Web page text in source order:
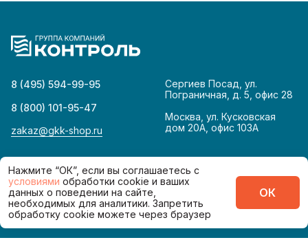
8 (495) 594-99-95
8 (800) 101-95-47
zakaz@gkk-shop.ru
Сергиев Посад, ул.
Пограничная, д. 5, офис 28
Москва, ул. Кусковская
дом 20А, офис 103А
© 2026Политика конфиденциальности
Сделано в
Нажмите “ОК”, если вы соглашаетесь с
условиями обработки cookie и ваших
данных о поведении на сайте,
необходимых для аналитики. Запретить
обработку cookie можете через браузер
ОК